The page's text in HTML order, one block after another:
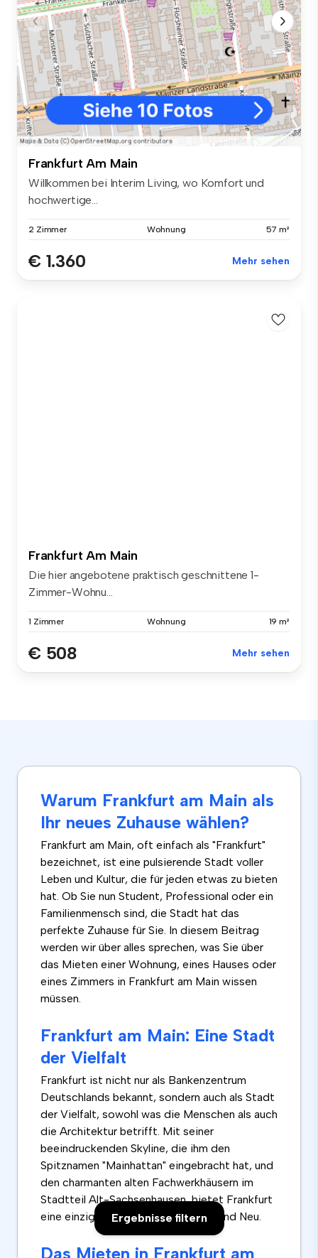
Ergebnisse filtern
Frankfurt Am Main
Willkommen bei Interim Living, wo Komfort und
hochwertige...
2 Zimmer Wohnung 57 m²
€ 1.360 Mehr sehen
Frankfurt Am Main
Die hier angebotene praktisch geschnittene 1-
Zimmer-Wohnu...
1 Zimmer Wohnung 19 m²
€ 508 Mehr sehen
Warum Frankfurt am Main als
Ihr neues Zuhause wählen?
Frankfurt am Main, oft einfach als "Frankfurt"
bezeichnet, ist eine pulsierende Stadt voller
Leben und Kultur, die für jeden etwas zu bieten
hat. Ob Sie nun Student, Professional oder ein
Familienmensch sind, die Stadt hat das
perfekte Zuhause für Sie. In diesem Beitrag
werden wir über alles sprechen, was Sie über
das Mieten einer Wohnung, eines Hauses oder
eines Zimmers in Frankfurt am Main wissen
müssen.
Frankfurt am Main: Eine Stadt
der Vielfalt
Frankfurt ist nicht nur als Bankenzentrum
Deutschlands bekannt, sondern auch als Stadt
der Vielfalt, sowohl was die Menschen als auch
die Architektur betrifft. Mit seiner
beeindruckenden Skyline, die ihm den
Spitznamen "Mainhattan" eingebracht hat, und
den charmanten alten Fachwerkhäusern im
Stadtteil Alt-Sachsenhausen, bietet Frankfurt
eine einzigartige Mischung aus Alt und Neu.
Das Mieten in Frankfurt am